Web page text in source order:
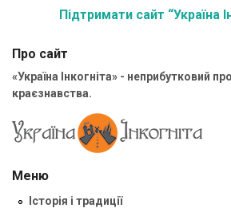
Підтримати сайт “Україна
Про сайт
«Україна Інкогніта» - неприбутковий
краєзнавства.
Меню
Історія і традиції